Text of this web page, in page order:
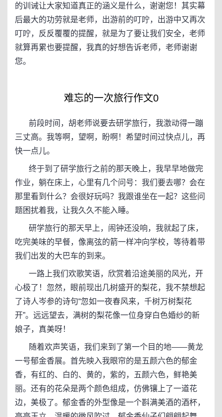
的训诫让大家知道真正的涵义是什么，谢谢您！其实幕
后最大的功劳就是老师，出游前的叮咛，出游中又再次
叮咛，反反覆覆的提醒，就是为了要让我们安全，老师
就算再累也要提醒，我真的好想告诉老师，老师谢谢
您。
难忘的一次旅行作文0
前段时间，胡老师说要去研学旅行，我激动得一蹦
三丈高。我等啊，望啊，盼啊！希望时间过快点儿，再
快一点儿。
终于到了研学旅行之前的那天晚上，我早早地做完
作业，躺在床上，心里有几个问号：我们要去哪？会在
那里看到什么？会很好玩吗？我跟谁坐在一起？这些问
题困扰着我，让我久久不能入睡。
研学旅行的那天早上，闹钟还没响，我就起了床，
吃完美味的早餐，像离弦的箭一样冲向学校，等待着带
我们出发的大巴车的到来。
一路上我们欢歌笑语，欣赏着沿途美丽的风光，开
心极了！忽然，眼前现出几树盛开的梨花，我不禁想起
了诗人岑参的诗句“忽如一夜春风来，千树万树梨花
开”。远远望去，满树的梨花像一位身穿白色婚纱的新
娘子，真美呀！
随着欢声笑语，我们来到了第一个目的地——黄龙
一号郁金香展。首先映入我眼帘的是五颜六色的郁金
香，有红的、白的、黄的，紫的，五颜六色，鲜艳美
丽。还有的花朵是两个颜色组成，仿佛镶上了一道花
边，美极了。郁金香的外型像是一个斟满美酒的酒杯，